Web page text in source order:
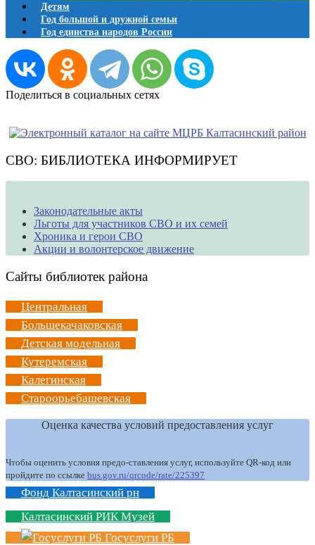
Детям
Год большой и дружной семьи
Год единства народов России
Поделиться в социальных сетях
СВО: БИБЛИОТЕКА ИНФОРМИРУЕТ
Законодательные акты
Льготы для участников СВО и их семей
Хроника и герои СВО
Акции и волонтерское движение
Сайты библиотек района
Центральная
Большекачаковская
Детская модельная
Кутеремская
Калегинская
Староорьебашевская
Оценка качества условий предоставления услуг
Чтобы оценить условия предо-ставления услуг, используйте QR-код или
пройдите по ссылке bus.gov.ru/qrcode/rate/225397
Фонд Калтасинский рн
Калтасинский РИК Музей
Госуслуги РБ